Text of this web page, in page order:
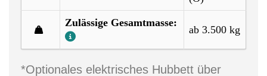
Zulässige Gesamtmasse:
ab 3.500 kg
*Optionales elektrisches Hubbett über